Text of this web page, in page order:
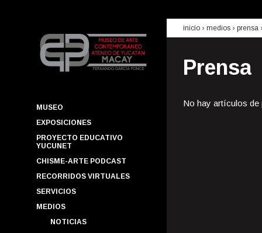
MUSEO
EXPOSICIONES
PROYECTO EDUCATIVO
YUCUNET
CHISME-ARTE PODCAST
RECORRIDOS VIRTUALES
SERVICIOS
MEDIOS
NOTICIAS
inicio › medios › prensa
Prensa
No hay artículos de